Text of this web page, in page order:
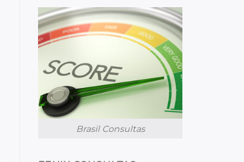
Brasil Consultas